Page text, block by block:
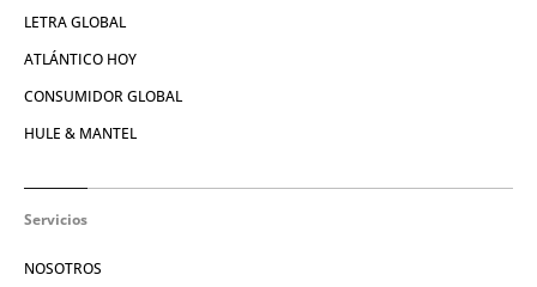
LETRA GLOBAL
ATLÁNTICO HOY
CONSUMIDOR GLOBAL
HULE & MANTEL
Servicios
NOSOTROS